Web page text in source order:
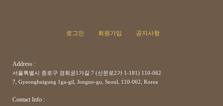
로그인 회원가입 공지사항
Address :
서울특별시 종로구 경희궁1가길 7 (신문로2가 1-181) 110-062
7, Gyeonghuigung 1ga-gil, Jongno-gu, Seoul, 110-062, Korea
Contact Info :